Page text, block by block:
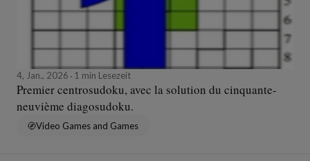
4, Jan., 2026 1 min Lesezeit
Premier centrosudoku, avec la solution du cinquante-
neuvième diagosudoku.
Video Games and Games